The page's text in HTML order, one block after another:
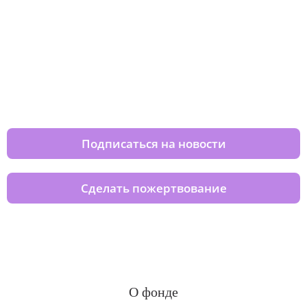
Подписаться на новости
Сделать пожертвование
О фонде